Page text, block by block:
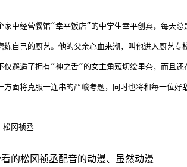
家中经营餐馆“幸平饭店”的中学生幸平创真，每天总
练自己的厨艺。他的父亲心血来潮，叫他进入厨艺专
仅邂逅了拥有“神之舌”的女主角薙切绘里奈，而且
方面将克服一连串的严峻考题，同时也将和每一位好
冈祯丞
的松冈祯丞配音的动漫、虽然动漫